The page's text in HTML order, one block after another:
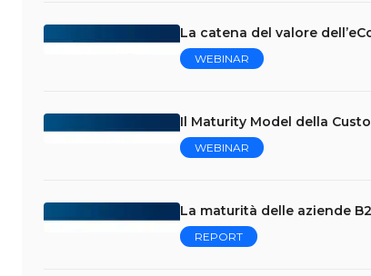
La catena del valore
WEBINAR
Il Maturity Model della
WEBINAR
La maturità delle aziende
REPORT